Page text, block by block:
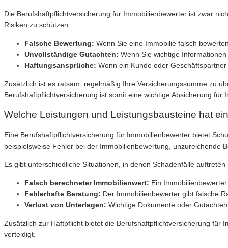
Die Berufshaftpflichtversicherung für Immobilienbewerter ist zwar
Risiken zu schützen.
Falsche Bewertung: Wenn Sie eine Immobilie falsch
Unvollständige Gutachten: Wenn Sie wichtige
Haftungsansprüche: Wenn ein Kunde oder
Zusätzlich ist es ratsam, regelmäßig Ihre Versicherungssumme zu
Berufshaftpflichtversicherung ist somit eine wichtige Absicherung
Welche Leistungen und Leistungsbausteine hat
Eine Berufshaftpflichtversicherung für Immobilienbewerter bietet
beispielsweise Fehler bei der Immobilienbewertung, unzureichende
Es gibt unterschiedliche Situationen, in denen Schadenfälle
Falsch berechneter Immobilienwert: Ein
Fehlerhafte Beratung: Der Immobilienbewerter gibt falsche
Verlust von Unterlagen: Wichtige Dokumente oder
Zusätzlich zur Haftpflicht bietet die Berufshaftpflichtversicherung für
verteidigt.